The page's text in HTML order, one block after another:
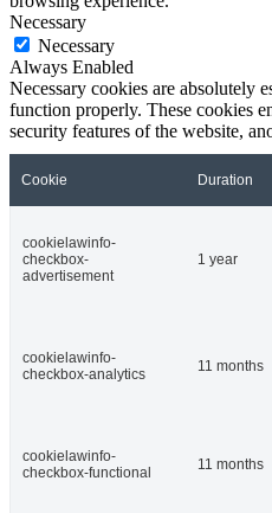
Necessary
Necessary
Always Enabled
Necessary cookies are absolutely
function properly. These cookies
security features of the website,
Cookie Duration
cookielawinfo-
checkbox-
advertisement
1 year
cookielawinfo-
checkbox-analytics
11 months
cookielawinfo-
checkbox-functional
11 months